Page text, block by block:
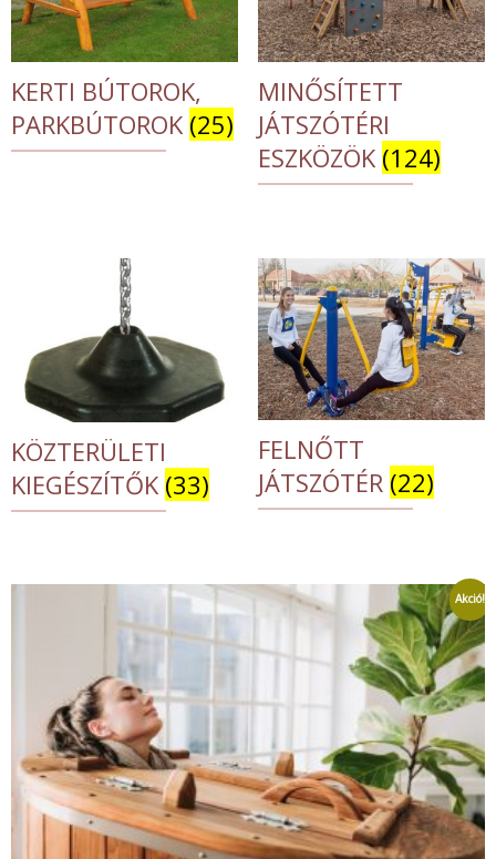
KERTI BÚTOROK,
PARKBÚTOROK (25)
MINŐSÍTETT
JÁTSZÓTÉRI
ESZKÖZÖK (124)
KÖZTERÜLETI
KIEGÉSZÍTŐK (33)
FELNŐTT
JÁTSZÓTÉR (22)
Akció!